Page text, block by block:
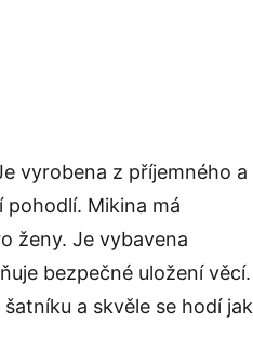
vyrobena z příjemného a
Mikina má
ženy. Je vybavena
bezpečné uložení věcí.
a skvěle se hodí jak